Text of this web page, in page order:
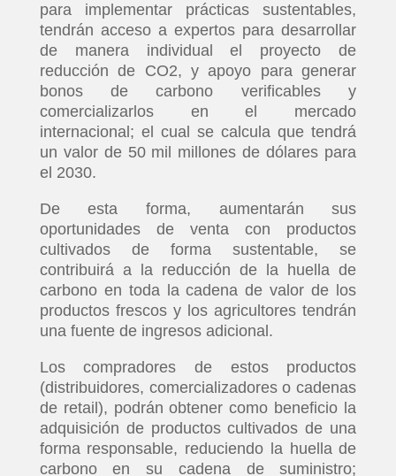
para implementar prácticas sustentables,
tendrán acceso a expertos para desarrollar
de manera individual el proyecto de
reducción de CO2, y apoyo para generar
bonos de carbono verificables y
comercializarlos en el mercado
internacional; el cual se calcula que tendrá
un valor de 50 mil millones de dólares para
el 2030.
De esta forma, aumentarán sus
oportunidades de venta con productos
cultivados de forma sustentable, se
contribuirá a la reducción de la huella de
carbono en toda la cadena de valor de los
productos frescos y los agricultores tendrán
una fuente de ingresos adicional.
Los compradores de estos productos
(distribuidores, comercializadores o cadenas
de retail), podrán obtener como beneficio la
adquisición de productos cultivados de una
forma responsable, reduciendo la huella de
carbono en su cadena de suministro;